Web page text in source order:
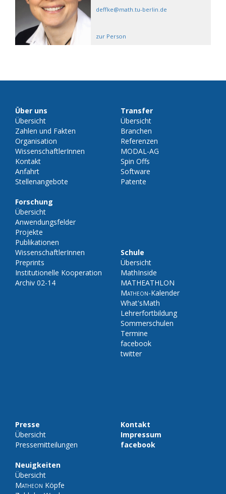
deffke@math.tu-berlin.de
zur Person
Über uns
Übersicht
Zahlen und Fakten
Organisation
WissenschaftlerInnen
Kontakt
Anfahrt
Stellenangebote
Forschung
Übersicht
Anwendungsfelder
Projekte
Publikationen
WissenschaftlerInnen
Preprints
Institutionelle Kooperation
Archiv 02-14
Transfer
Übersicht
Branchen
Referenzen
MODAL-AG
Spin Offs
Software
Patente
Schule
Übersicht
MathInside
MATHEATHLON
Matheon-Kalender
What'sMath
Lehrerfortbildung
Sommerschulen
Termine
facebook
twitter
Presse
Übersicht
Pressemitteilungen
Neuigkeiten
Übersicht
Matheon Köpfe
Kontakt
Impressum
facebook